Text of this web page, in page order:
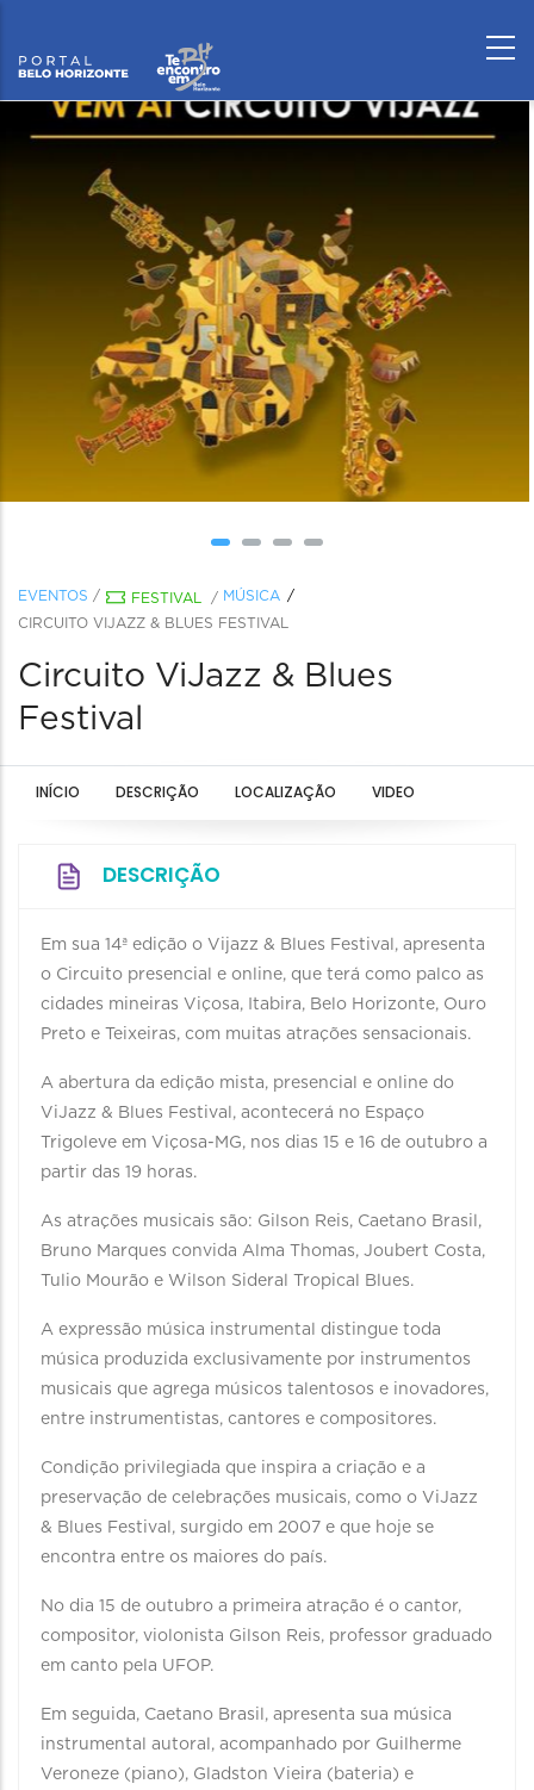
EVENTOS / FESTIVAL / MÚSICA
CIRCUITO VIJAZZ & BLUES FESTIVAL
Circuito ViJazz & Blues
Festival
INÍCIO DESCRIÇÃO LOCALIZAÇÃO VIDEO
DESCRIÇÃO
Em sua 14ª edição o Vijazz & Blues Festival, apresenta
o Circuito presencial e online, que terá como palco as
cidades mineiras Viçosa, Itabira, Belo Horizonte, Ouro
Preto e Teixeiras, com muitas atrações sensacionais.
A abertura da edição mista, presencial e online do
ViJazz & Blues Festival, acontecerá no Espaço
Trigoleve em Viçosa-MG, nos dias 15 e 16 de outubro a
partir das 19 horas.
As atrações musicais são: Gilson Reis, Caetano Brasil,
Bruno Marques convida Alma Thomas, Joubert Costa,
Tulio Mourão e Wilson Sideral Tropical Blues.
A expressão música instrumental distingue toda
música produzida exclusivamente por instrumentos
musicais que agrega músicos talentosos e inovadores,
entre instrumentistas, cantores e compositores.
Condição privilegiada que inspira a criação e a
preservação de celebrações musicais, como o ViJazz
& Blues Festival, surgido em 2007 e que hoje se
encontra entre os maiores do país.
No dia 15 de outubro a primeira atração é o cantor,
compositor, violonista Gilson Reis, professor graduado
em canto pela UFOP.
Em seguida, Caetano Brasil, apresenta sua música
instrumental autoral, acompanhado por Guilherme
Veroneze (piano), Gladston Vieira (bateria) e